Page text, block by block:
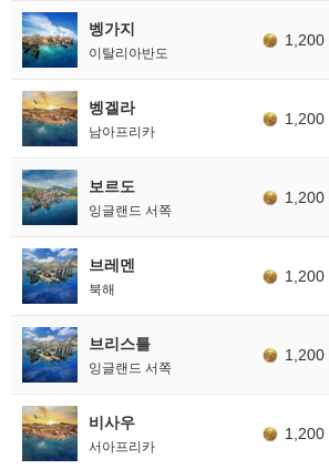
벵가지
이탈리아반도
1,200
벵겔라
남아프리카
1,200
보르도
잉글랜드 서쪽
1,200
브레멘
북해
1,200
브리스틀
잉글랜드 서쪽
1,200
비사우
서아프리카
1,200